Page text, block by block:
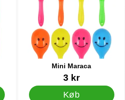
Mini Maraca
Varenr 124763 kr
Køb